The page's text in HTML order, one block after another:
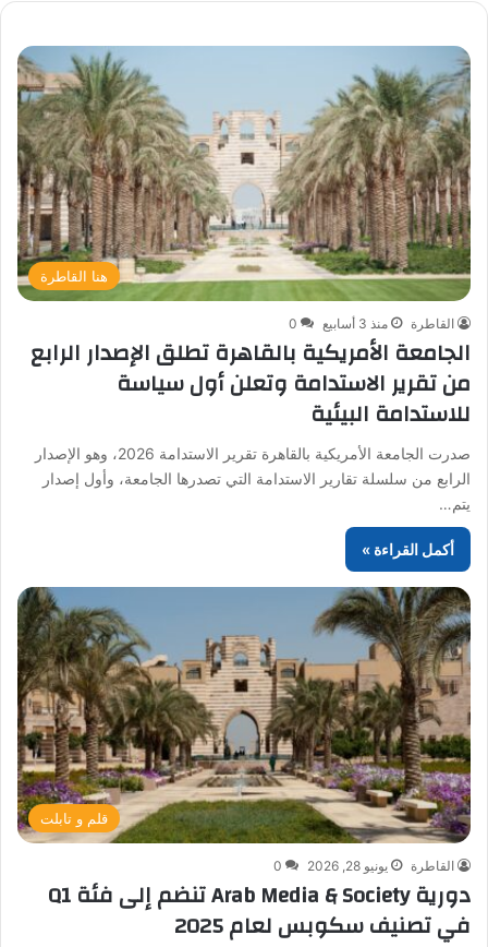
هنا القاطرة
القاطرة منذ 3 أسابيع 0
الجامعة الأمريكية بالقاهرة تطلق الإصدار الرابع
من تقرير الاستدامة وتعلن أول سياسة
للاستدامة البيئية
صدرت الجامعة الأمريكية بالقاهرة تقرير الاستدامة 2026، وهو الإصدار
الرابع من سلسلة تقارير الاستدامة التي تصدرها الجامعة، وأول إصدار
يتم…
أكمل القراءة »
قلم و تابلت
القاطرة يونيو 28, 2026 0
دورية Arab Media & Society تنضم إلى فئة Q1
في تصنيف سكوبس لعام 2025